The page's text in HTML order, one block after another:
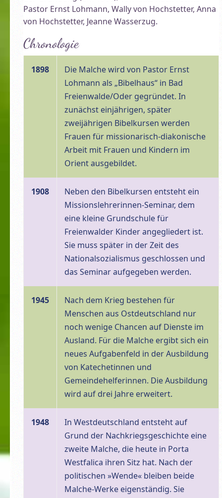
Pastor Ernst Lohmann, Wally von Hochstetter, Anna
von Hochstetter, Jeanne Wasserzug.
Chronologie
1898
Die Malche wird von Pastor Ernst
Lohmann als „Bibelhaus“ in Bad
Freienwalde/Oder gegründet. In
zunächst einjährigen, später
zweijährigen Bibelkursen werden
Frauen für missionarisch-diakonische
Arbeit mit Frauen und Kindern im
Orient ausgebildet.
1908
Neben den Bibelkursen entsteht ein
Missionslehrerinnen-Seminar, dem
eine kleine Grundschule für
Freienwalder Kinder angegliedert ist.
Sie muss später in der Zeit des
Nationalsozialismus geschlossen und
das Seminar aufgegeben werden.
1945
Nach dem Krieg bestehen für
Menschen aus Ostdeutschland nur
noch wenige Chancen auf Dienste im
Ausland. Für die Malche ergibt sich ein
neues Aufgabenfeld in der Ausbildung
von Katechetinnen und
Gemeindehelferinnen. Die Ausbildung
wird auf drei Jahre erweitert.
1948
In Westdeutschland entsteht auf
Grund der Nachkriegsgeschichte eine
zweite Malche, die heute in Porta
Westfalica ihren Sitz hat. Nach der
politischen »Wende« bleiben beide
Malche-Werke eigenständig. Sie